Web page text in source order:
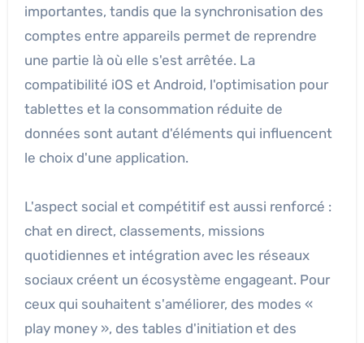
importantes, tandis que la synchronisation des
comptes entre appareils permet de reprendre
une partie là où elle s'est arrêtée. La
compatibilité iOS et Android, l'optimisation pour
tablettes et la consommation réduite de
données sont autant d'éléments qui influencent
le choix d'une application.
L'aspect social et compétitif est aussi renforcé :
chat en direct, classements, missions
quotidiennes et intégration avec les réseaux
sociaux créent un écosystème engageant. Pour
ceux qui souhaitent s'améliorer, des modes «
play money », des tables d'initiation et des